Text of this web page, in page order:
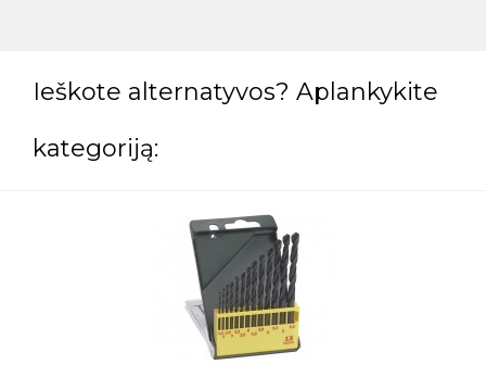
Ieškote alternatyvos? Aplankykite
kategoriją: